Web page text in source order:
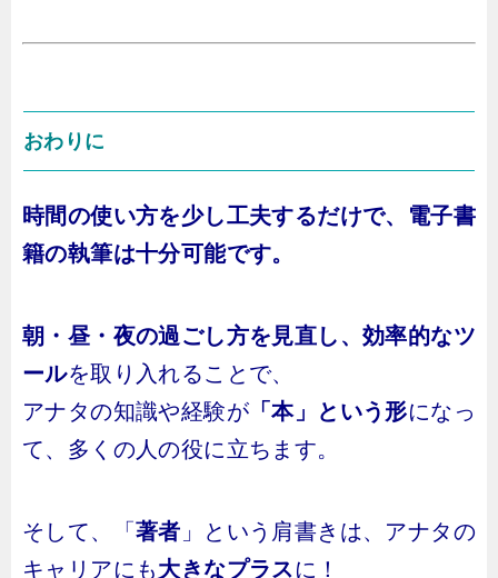
おわりに
時間の使い方を少し工夫するだけで、電子書
籍の執筆は十分可能です。
朝・昼・夜の過ごし方を見直し、効率的なツ
ールを取り入れることで、
アナタの知識や経験が 「本」という形になっ
て、多くの人の役に立ちます。
そして、「 著者 」という肩書きは、アナタの
キャリアにも大きなプラスに！